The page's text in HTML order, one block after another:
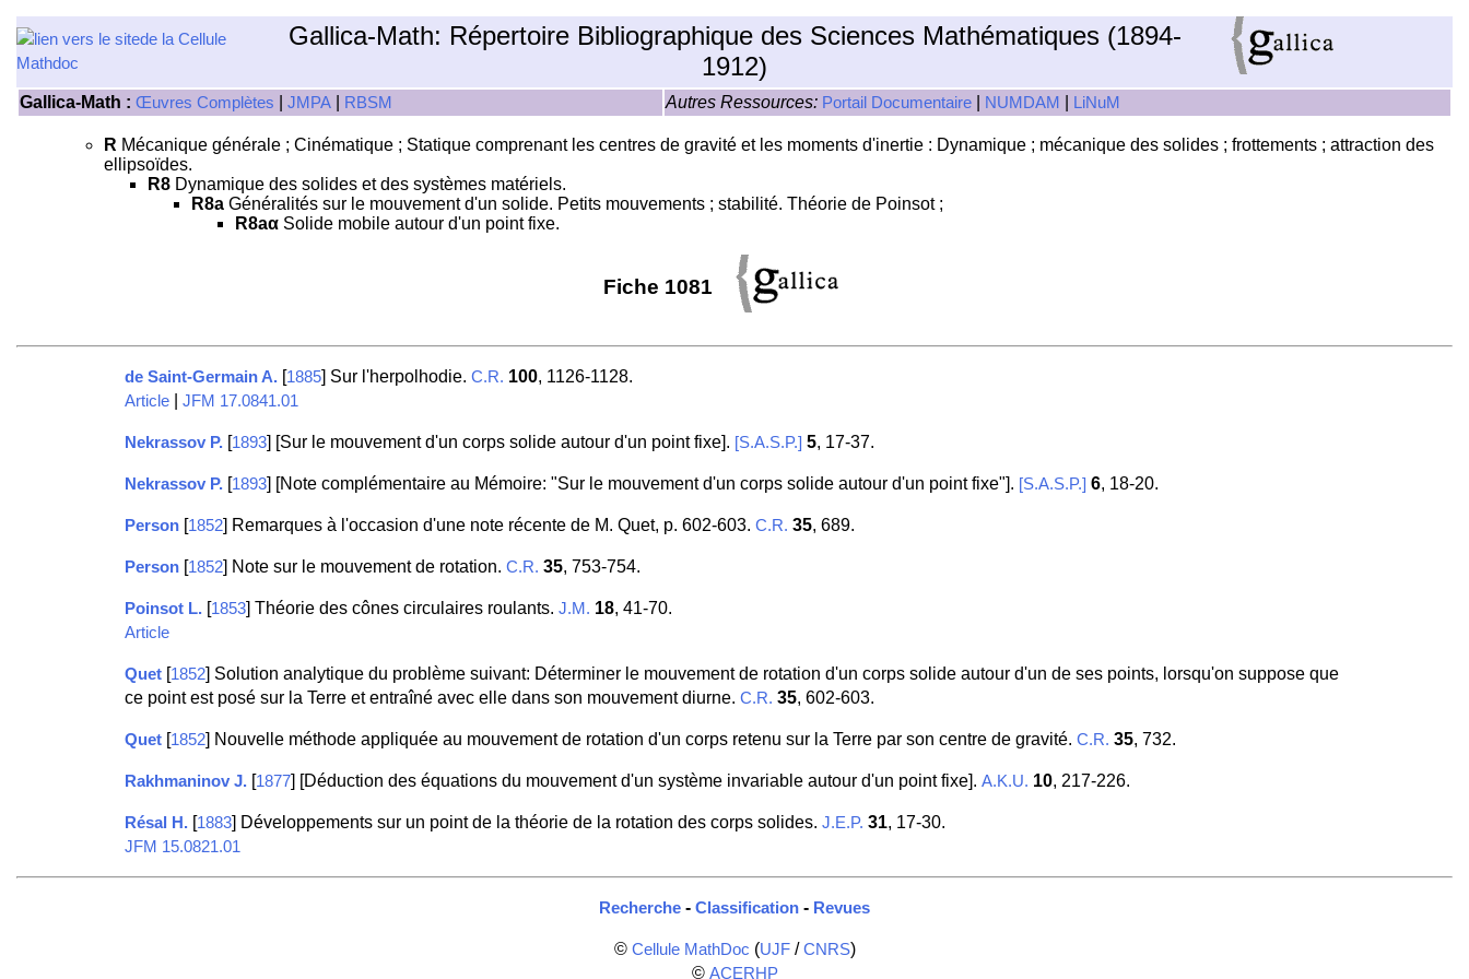
Gallica-Math: Répertoire Bibliographique des Sciences Mathématiques (1894-
1912)
Gallica-Math : Œuvres Complètes JMPA RBSM Autres Ressources: Portail Documentaire NUMDAM LiNuM
R Mécanique générale ; Cinématique ; Statique comprenant les centres de gravité et les moments d'inertie : Dynamique ; mécanique des solides ; frottements ; attraction des
ellipsoïdes.
R8 Dynamique des solides et des systèmes matériels.
R8a Généralités sur le mouvement d'un solide. Petits mouvements ; stabilité. Théorie de Poinsot ;
R8aα Solide mobile autour d'un point fixe.
Fiche 1081
de Saint-Germain A. [1885] Sur l'herpolhodie. C.R. 100, 1126-1128.
Article| JFM 17.0841.01
Nekrassov P. [1893] [Sur le mouvement d'un corps solide autour d'un point fixe]. [S.A.S.P.] 5, 17-37.
Nekrassov P. [1893] [Note complémentaire au Mémoire: "Sur le mouvement d'un corps solide autour d'un point fixe"]. [S.A.S.P.] 6, 18-20.
Person [1852] Remarques à l'occasion d'une note récente de M. Quet, p. 602-603. C.R. 35, 689.
Person [1852] Note sur le mouvement de rotation. C.R. 35, 753-754.
Poinsot L. [1853] Théorie des cônes circulaires roulants. J.M. 18, 41-70.
Article
Quet [1852] Solution analytique du problème suivant: Déterminer le mouvement de rotation d'un corps solide autour d'un de ses points, lorsqu'on suppose que
ce point est posé sur la Terre et entraîné avec elle dans son mouvement diurne. C.R. 35, 602-603.
Quet [1852] Nouvelle méthode appliquée au mouvement de rotation d'un corps retenu sur la Terre par son centre de gravité. C.R. 35, 732.
Rakhmaninov J. [1877] [Déduction des équations du mouvement d'un système invariable autour d'un point fixe]. A.K.U. 10, 217-226.
Résal H. [1883] Développements sur un point de la théorie de la rotation des corps solides. J.E.P. 31, 17-30.
JFM 15.0821.01
Recherche - Classification - Revues
© Cellule MathDoc (UJF/CNRS)
© ACERHP